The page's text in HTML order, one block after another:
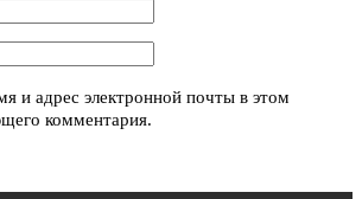
и адрес электронной почты в этом
комментария.